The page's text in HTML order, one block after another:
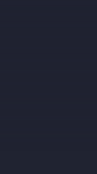
20
Bir